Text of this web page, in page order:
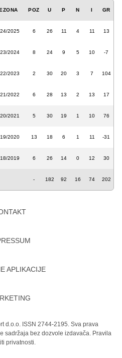
POZ U P N I GR
2025 6 26 11 4 11 13
2024 8 24 9 5 10 -7
2023 2 30 20 3 7 104
2022 6 28 13 2 13 17
2021 5 30 19 1 10 76
2020 13 18 6 1 11 -31
2019 6 26 14 0 12 30
- 182 92 16 74 202
APLIKACIJE
d.o.o. ISSN 2744-2195. Sva prava
sadržaja bez dozvole izdavača. Pravila
privatnosti.